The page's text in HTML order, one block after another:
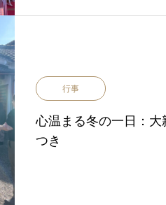
行事
心温まる冬の一日：大
つき
大親寺ホームページリニュー